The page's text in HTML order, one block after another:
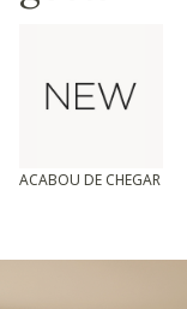
ACABOU DE CHEGAR